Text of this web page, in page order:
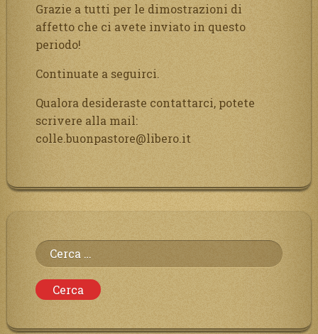
Grazie a tutti per le dimostrazioni di
affetto che ci avete inviato in questo
periodo!
Continuate a seguirci.
Qualora desideraste contattarci, potete
scrivere alla mail:
colle.buonpastore@libero.it
Ricerca
per: